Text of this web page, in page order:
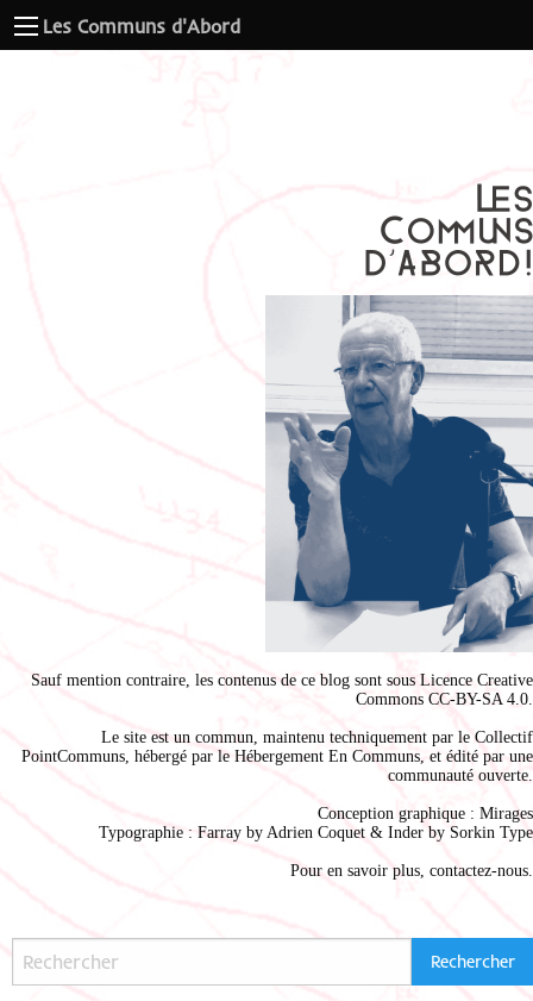
Les Communs d'Abord
Sauf mention contraire, les contenus de ce blog sont sous Licence Creative
Commons CC-BY-SA 4.0
Le site est un commun, maintenu techniquement par le Collectif
PointCommuns , hébergé par le Hébergement En Communs , et édité par une
communauté ouverte.
Conception graphique : Mirages
Typographie : Farray by Adrien Coquet & Inder by Sorkin Type
Pour en savoir plus, contactez-nous